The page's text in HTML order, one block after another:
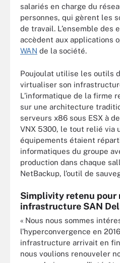
salariés en charge du
personnes, qui gèrent les
de travail. L’ensemble des
accèdent aux applications
WAN de la société.
Poujoulat utilise les outils
virtualiser son
L’informatique de la firme
sur une architecture
serveurs x86 sous ESX à
VNX 5300, le tout relié via
équipements étaient
informatiques du groupe
production dans chaque
NetBackup, l’outil de
Simplivity retenu pour
infrastructure SAN
« Nous nous sommes
l’hyperconvergence en
infrastructure arrivait en fin
nous voulions renouveler